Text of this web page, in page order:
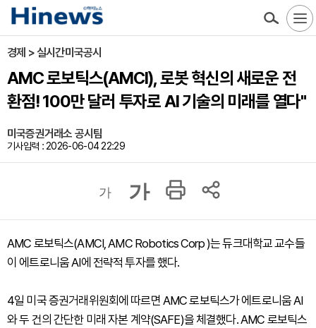
경제 > 실시간미국공시
AMC 로보틱스(AMCI), 로봇 혁신의 새로운 전
환점! 100만 달러 투자로 AI 기술의 미래를 열다"
미국증권거래소 공시팀
기사입력 : 2026-06-04 22:29
가 가
AMC 로보틱스(AMCI, AMC Robotics Corp )는 듀크대학교 교수들
이 에트로니움 AI에 전략적 투자를 했다.
4일 미국 증권거래위원회에 따르면 AMC 로보틱스가 에트로니움 AI
와 두 건의 간단한 미래 자본 계약(SAFE)을 체결했다. AMC 로보틱스